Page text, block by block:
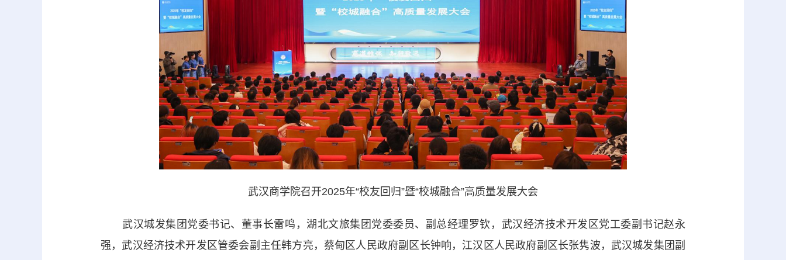
武汉商学院召开2025年“校友回归”暨“校城融合”高质量发展大会
武汉城发集团党委书记、董事长雷鸣，湖北文旅集团党委委员、副总经理罗钦，武汉经济技术开发区党工委副书记赵永
强，武汉经济技术开发区管委会副主任韩方亮，蔡甸区人民政府副区长钟响，江汉区人民政府副区长张隽波，武汉城发集团副